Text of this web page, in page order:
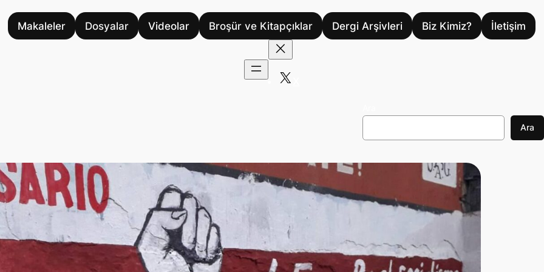
Makaleler Dosyalar Videolar Broşür ve Kitapçıklar Dergi Arşivleri Biz Kimiz? İletişim
Ara